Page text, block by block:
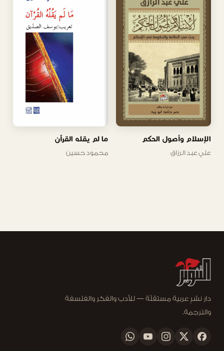
الإسلام وأصول الحكم
علي عبد الرزاق
ما لم يقله القرآن
محمود حسين
دار نشرٍ عربية مستقلّة — للأدب والفكر والفلسفة
والترجمة.